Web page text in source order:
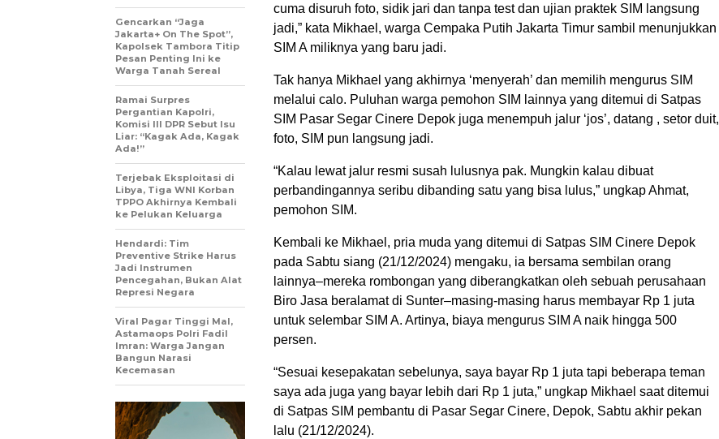
cuma disuruh foto, sidik jari dan tanpa test dan ujian praktek SIM langsung
jadi,” kata Mikhael, warga Cempaka Putih Jakarta Timur sambil menunjukkan
SIM A miliknya yang baru jadi.
Tak hanya Mikhael yang akhirnya ‘menyerah’ dan memilih mengurus SIM
melalui calo. Puluhan warga pemohon SIM lainnya yang ditemui di Satpas
SIM Pasar Segar Cinere Depok juga menempuh jalur ‘jos’, datang , setor duit,
foto, SIM pun langsung jadi.
“Kalau lewat jalur resmi susah lulusnya pak. Mungkin kalau dibuat
perbandingannya seribu dibanding satu yang bisa lulus,” ungkap Ahmat,
pemohon SIM.
Kembali ke Mikhael, pria muda yang ditemui di Satpas SIM Cinere Depok
pada Sabtu siang (21/12/2024) mengaku, ia bersama sembilan orang
lainnya–mereka rombongan yang diberangkatkan oleh sebuah perusahaan
Biro Jasa beralamat di Sunter–masing-masing harus membayar Rp 1 juta
untuk selembar SIM A. Artinya, biaya mengurus SIM A naik hingga 500
persen.
“Sesuai kesepakatan sebelunya, saya bayar Rp 1 juta tapi beberapa teman
saya ada juga yang bayar lebih dari Rp 1 juta,” ungkap Mikhael saat ditemui
di Satpas SIM pembantu di Pasar Segar Cinere, Depok, Sabtu akhir pekan
lalu (21/12/2024).
Gencarkan “Jaga
Jakarta+ On The Spot”,
Kapolsek Tambora Titip
Pesan Penting Ini ke
Warga Tanah Sereal
Ramai Surpres
Pergantian Kapolri,
Komisi III DPR Sebut Isu
Liar: “Kagak Ada, Kagak
Ada!”
Terjebak Eksploitasi di
Libya, Tiga WNI Korban
TPPO Akhirnya Kembali
ke Pelukan Keluarga
Hendardi: Tim
Preventive Strike Harus
Jadi Instrumen
Pencegahan, Bukan Alat
Represi Negara
Viral Pagar Tinggi Mal,
Astamaops Polri Fadil
Imran: Warga Jangan
Bangun Narasi
Kecemasan